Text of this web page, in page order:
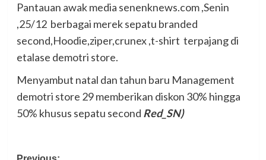
Pantauan awak media senenknews.com ,Senin
,25/12 berbagai merek sepatu branded
second,Hoodie,ziper,crunex ,t-shirt terpajang di
etalase demotri store.
Menyambut natal dan tahun baru Management
demotri store 29 memberikan diskon 30% hingga
50% khusus sepatu second Red_SN)